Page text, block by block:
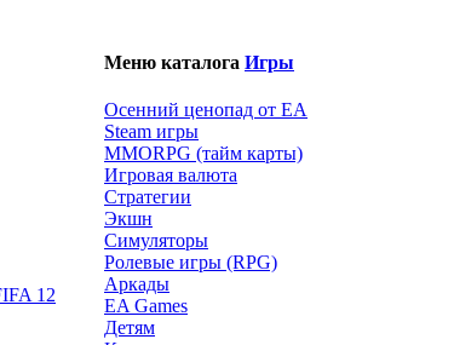
Меню каталога Игры
Осенний ценопад от EA
Steam игры
MMORPG (тайм карты)
Игровая валюта
Стратегии
Экшн
Симуляторы
Ролевые игры (RPG)
Аркады
EA Games
Детям